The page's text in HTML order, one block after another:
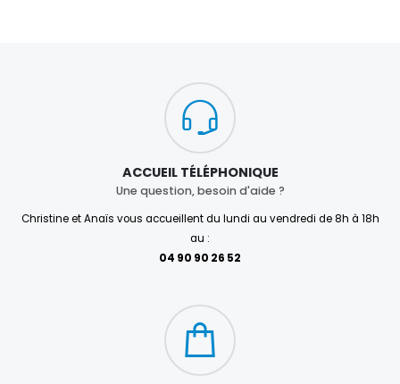
ACCUEIL TÉLÉPHONIQUE
Une question, besoin d'aide ?
Christine et Anaïs vous accueillent du lundi au vendredi de 8h à 18h
au :
04 90 90 26 52